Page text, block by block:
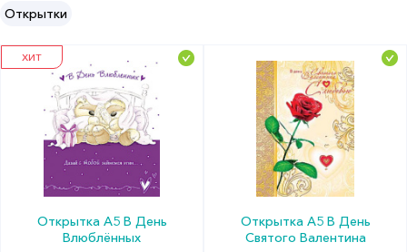
Открытки
ХИТ
Открытка А5 В День
Влюблённых
Открытка А5 В День
Святого Валентина